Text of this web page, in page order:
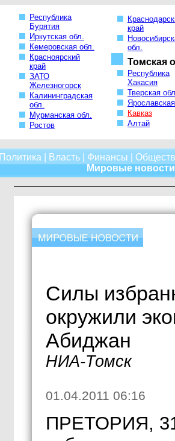
Республика
Бурятия
Иркутская обл.
Кемеровская обл.
Красноярский
край
ЗАТО
Железногорск
Калининградская
обл.
Мурманская обл.
Ростов
край
обл.
Томская
Республика
Хакасия
Тверская
Кавказ
Алтай
Политика Власть| Финансы
Мировые новости
Силы
окружили
Абиджан
НИА-Томск
01.04.2011 06:16
ПРЕТОРИЯ,